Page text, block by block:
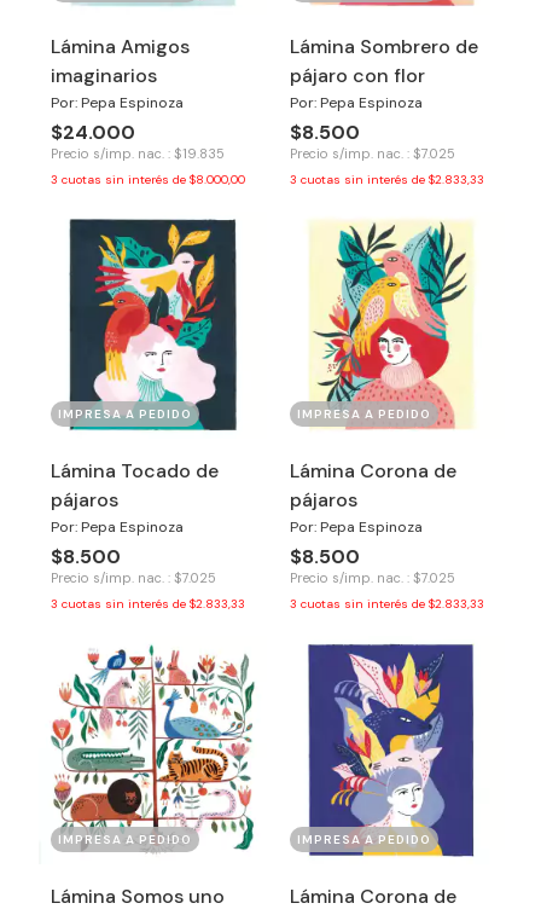
Lámina Amigos
imaginarios
Por: Pepa Espinoza
$24.000
Precio s/imp. nac. : $19.835
3 cuotas sin interés de $8.000,00
Lámina Sombrero de
pájaro con flor
Por: Pepa Espinoza
$8.500
Precio s/imp. nac. : $7.025
3 cuotas sin interés de $2.833,33
IMPRESA A PEDIDO
Lámina Tocado de
pájaros
Por: Pepa Espinoza
$8.500
Precio s/imp. nac. : $7.025
3 cuotas sin interés de $2.833,33
IMPRESA A PEDIDO
Lámina Corona de
pájaros
Por: Pepa Espinoza
$8.500
Precio s/imp. nac. : $7.025
3 cuotas sin interés de $2.833,33
IMPRESA A PEDIDO
Lámina Somos uno
IMPRESA A PEDIDO
Lámina Corona de